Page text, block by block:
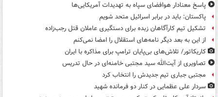
پاسخ معنادار هوافضای سپاه به تهدیدات آمریکایی‌ها
پاکستان: باید در برابر اسرائیل متحد شویم
تشکیل تیم کارآگاهان زبده برای دستگیری عاملان قتل رجب‌زاده
از این به بعد دیگر نامه‌های استقلال را امضا نمی‌کنم
کاریکاتور/ تلاش‌های بی‌پایان ترامپ برای مذاکره با ایران
تصاویری از آیت‌الله سید مجتبی خامنه‌ای در حال تدریس
مجتبی جباری تیم جدیدش را انتخاب کرد
سردار علی عظمایی در کنار دو فرمانده شهید